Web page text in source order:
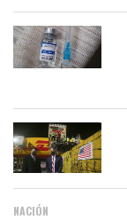
NACIÓN